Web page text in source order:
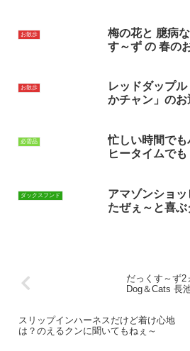
お散歩
梅の花と 臆病
す～ず の
お散歩
レッドダップ
かチャン」のお
必需品
忙しい時間で
ヒータイムでも
ダックスフンド
アマゾンショ
たぜぇ～と喜
だっくす～ず2
Dog＆Cats 長
スリップインハーネスだけど着け心地
は？のえるクンに聞いてもねぇ～